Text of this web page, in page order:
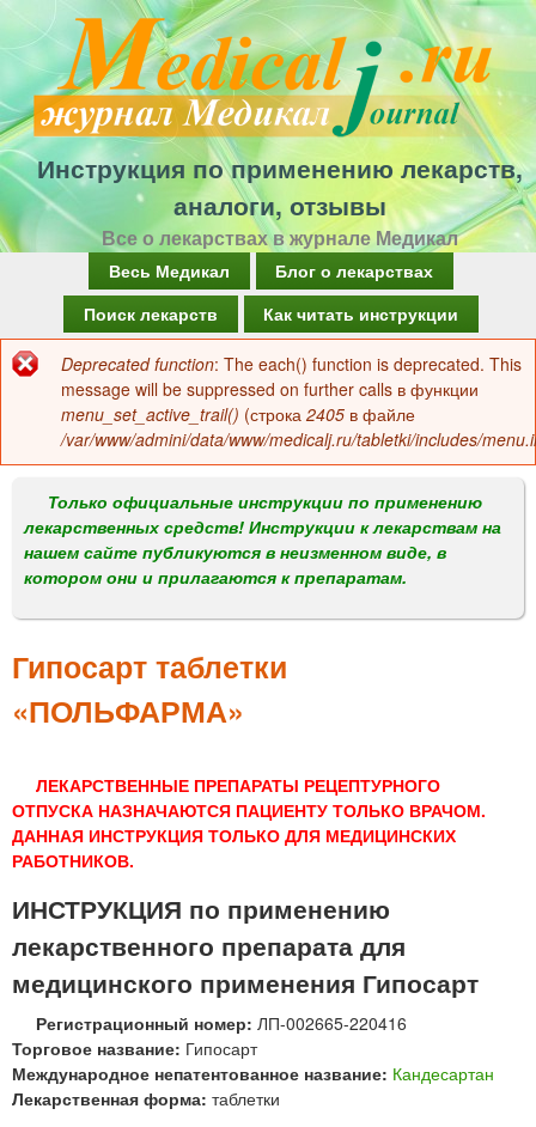
Перейти
к
основному
содержанию
Инструкция по применению лекарств,
аналоги, отзывы
Все о лекарствах в журнале Медикал
а
в
о
м
е
н
Весь Медикал
Блог о лекарствах
Поиск лекарств
Как читать инструкции
Сообщение
об
ошибке
Deprecated function: The each() function is deprecated. This
message will be suppressed on further calls в функции
menu_set_active_trail() (строка 2405 в файле
/var/www/admini/data/www/medicalj.ru/tabletki/includes/
Только официальные инструкции по применению
лекарственных средств! Инструкции к лекарствам на
нашем сайте публикуются в неизменном виде, в
котором они и прилагаются к препаратам.
Гипосарт таблетки
«ПОЛЬФАРМА»
ЛЕКАРСТВЕННЫЕ ПРЕПАРАТЫ РЕЦЕПТУРНОГО
ОТПУСКА НАЗНАЧАЮТСЯ ПАЦИЕНТУ ТОЛЬКО ВРАЧОМ.
ДАННАЯ ИНСТРУКЦИЯ ТОЛЬКО ДЛЯ МЕДИЦИНСКИХ
РАБОТНИКОВ.
ИНСТРУКЦИЯ по применению
лекарственного препарата для
медицинского применения Гипосарт
Регистрационный номер: ЛП-002665-220416
Торговое название: Гипосарт
Международное непатентованное название: Кандесартан
Лекарственная форма: таблетки